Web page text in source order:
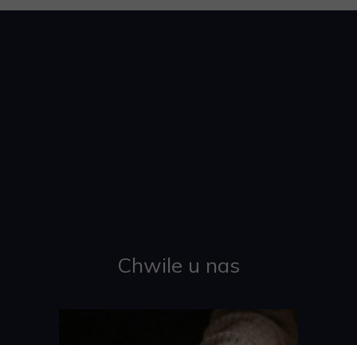
Chwile u nas